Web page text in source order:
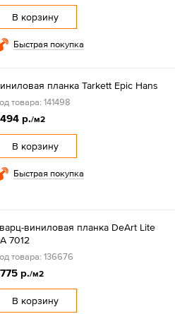
В корзину
Быстрая покупка
планка Tarkett Epic Hans
товара: 141498
р./м2
В корзину
Быстрая покупка
виниловая планка DeArt Lite
7012
товара: 136676
р./м2
В корзину